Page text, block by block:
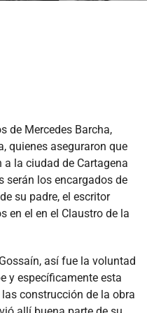
de Mercedes Barcha,
quienes aseguraron que
la ciudad de Cartagena
serán los encargados de
su padre, el escritor
en el en el Claustro de la
así fue la voluntad
y específicamente esta
construcción de la obra